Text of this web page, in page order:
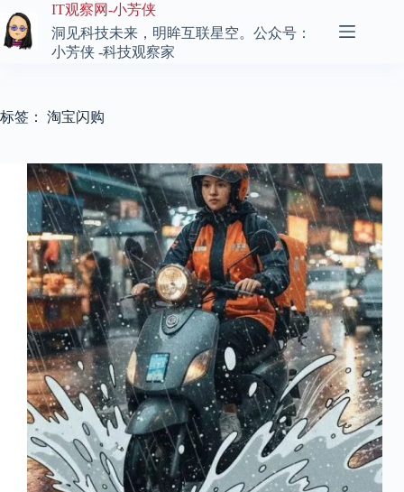
至
内
IT观察网-小芳侠
洞见科技未来，明眸互联星空。公众号：
小芳侠 -科技观察家
标签： 淘宝闪购